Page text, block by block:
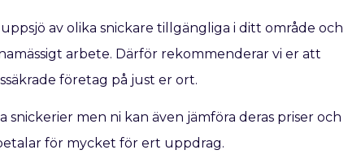
av olika snickare tillgängliga i ditt område och
arbete. Därför rekommenderar vi er att
företag på just er ort.
men ni kan även jämföra deras priser och
för mycket för ert uppdrag.